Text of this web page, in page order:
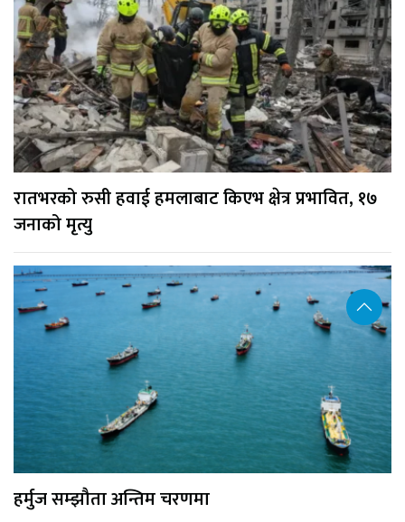
रातभरको रुसी हवाई हमलाबाट किएभ क्षेत्र प्रभावित, १७
जनाको मृत्यु
हर्मुज सम्झौता अन्तिम चरणमा